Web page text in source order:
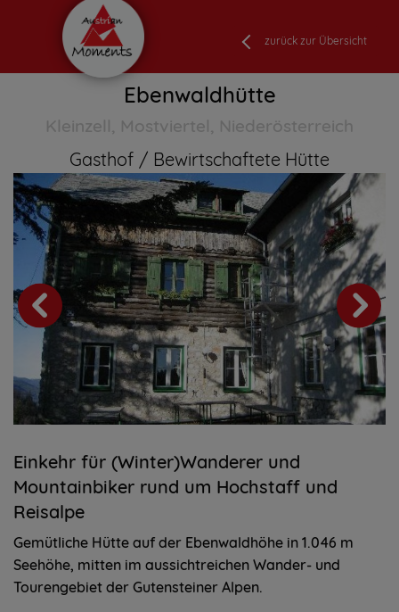
zurück zur Übersicht
Ebenwaldhütte
Kleinzell, Mostviertel, Niederösterreich
Gasthof Bewirtschaftete Hütte
Einkehr für (Winter)Wanderer und
Mountainbiker rund um Hochstaff und
Reisalpe
Gemütliche Hütte auf der Ebenwaldhöhe in 1.046 m
Seehöhe, mitten im aussichtreichen Wander- und
Tourengebiet der Gutensteiner Alpen.